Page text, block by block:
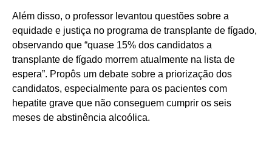
Além disso, o professor levantou questões sobre a
equidade e justiça no programa de transplante de fígado,
observando que “quase 15% dos candidatos a
transplante de fígado morrem atualmente na lista de
espera”. Propôs um debate sobre a priorização dos
candidatos, especialmente para os pacientes com
hepatite grave que não conseguem cumprir os seis
meses de abstinência alcoólica.